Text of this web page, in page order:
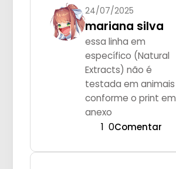
24/07/2025
mariana silva
essa linha em
específico (Natural
Extracts) não é
testada em animais
conforme o print em
anexo
1 0Comentar